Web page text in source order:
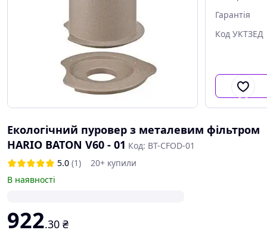
Гарантія
Код УКТЗЕД
Екологічний пуровер з металевим фільтром
HARIO BATON V60 - 01 Код: BT-CFOD-01
5.0 (1)
20+ купили
В наявності
922.30 ₴